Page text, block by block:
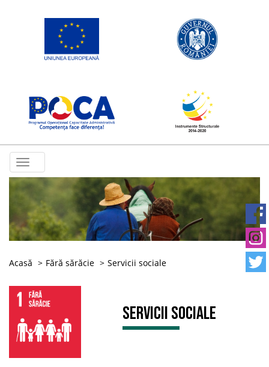
Toggle
navigation
Acasă Fără sărăcie Servicii sociale
Servicii sociale